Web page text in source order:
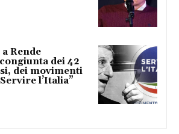
Rende
dei 42
dei movimenti
l’Italia”